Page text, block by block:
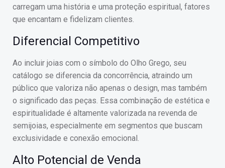
carregam uma história e uma proteção espiritual, fatores
que encantam e fidelizam clientes.
Diferencial Competitivo
Ao incluir joias com o símbolo do Olho Grego, seu
catálogo se diferencia da concorrência, atraindo um
público que valoriza não apenas o design, mas também
o significado das peças. Essa combinação de estética e
espiritualidade é altamente valorizada na revenda de
semijoias, especialmente em segmentos que buscam
exclusividade e conexão emocional.
Alto Potencial de Venda